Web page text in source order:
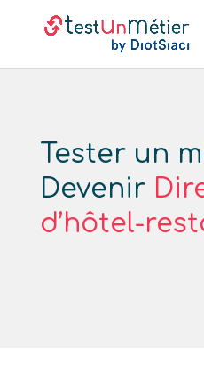
Tester un
Devenir
d’hôtel-